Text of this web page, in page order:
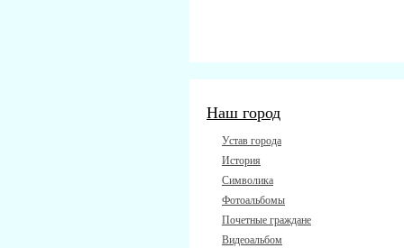
Наш город
Устав города
История
Символика
Фотоальбомы
Почетные граждане
Видеоальбом